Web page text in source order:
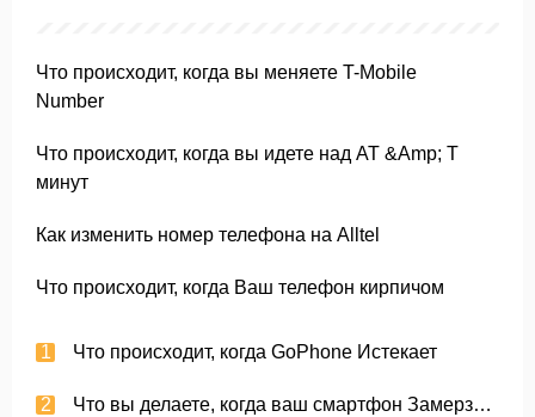
Что происходит, когда вы меняете T-Mobile
Number
Что происходит, когда вы идете над AT &Amp; T
минут
Как изменить номер телефона на Alltel
Что происходит, когда Ваш телефон кирпичом
Что происходит, когда GoPhone Истекает
Что вы делаете, когда ваш смартфон Замерзает